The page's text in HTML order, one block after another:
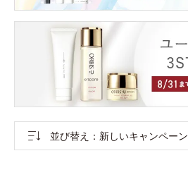
並び替え 新しいキャンペーン